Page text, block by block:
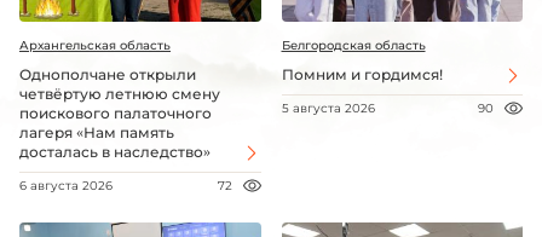
Архангельская область
Однополчане открыли
четвёртую летнюю смену
поискового палаточного
лагеря «Нам память
досталась в наследство»
6 августа 2026 72
Белгородская область
Помним и гордимся!
5 августа 2026 90